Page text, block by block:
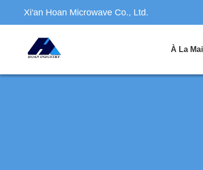
Xi'an Hoan Microwave Co., Ltd.
À La